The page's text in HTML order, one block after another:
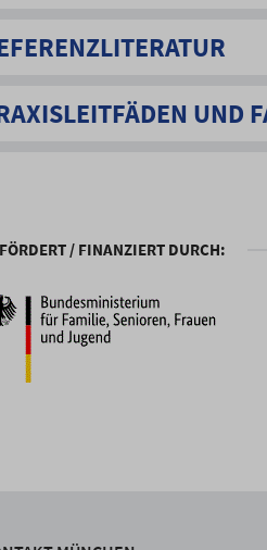
UND
/ FINANZIERT DURCH: